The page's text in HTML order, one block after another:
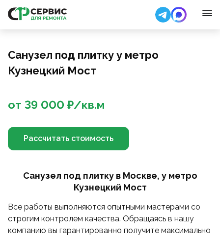
Санузел под плитку у метро
Кузнецкий Мост
от 39 000 ₽/кв.м
Рассчитать стоимость
Санузел под плитку в Москве, у метро
Кузнецкий Мост
Все работы выполняются опытными мастерами со
строгим контролем качества. Обращаясь в нашу
компанию вы гарантированно получите максимально